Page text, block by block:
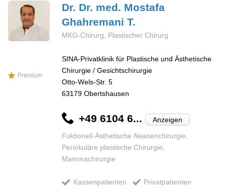
Premium
Dr. Dr. med. Mostafa
Ghahremani T.
MKG-Chirurg, Plastischer Chirurg
SINA-Privatklinik für Plastische und Ästhetische
Chirurgie / Gesichtschirurgie
Otto-Wels-Str. 5
63179 Obertshausen
+49 6104 6... Anzeigen
Fuktionell-Ästhetische Neasenchirurgie,
Periokuläre plastische Chirurgie,
Mammachirurgie
Kassenpatienten Privatpatienten